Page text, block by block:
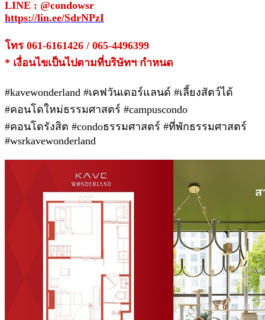
LINE : @condowsr
https://lin.ee/SdrNPzI
โทร 061-6161426 / 065-4496399
* เงื่อนไขเป็นไปตามที่บริษัทฯ กำหนด
#kavewonderland #เคฟวันเดอร์แลนด์ #เลี้ยงสัตว์ได้
#คอนโดใหม่ธรรมศาสตร์ #campuscondo
#คอนโดรังสิต #condoธรรมศาสตร์ #ที่พักธรรมศาสตร์
#wsrkavewonderland